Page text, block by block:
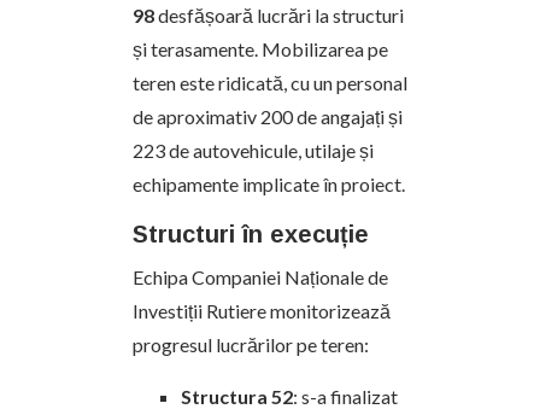
98desfășoară lucrări la structuri
și terasamente. Mobilizarea pe
teren este ridicată, cu un personal
de aproximativ 200 de angajați și
223 de autovehicule, utilaje și
echipamente implicate în proiect.
Structuri în execuție
Echipa Companiei Naționale de
Investiții Rutiere monitorizează
progresul lucrărilor pe teren:
Structura 52: s-a finalizat